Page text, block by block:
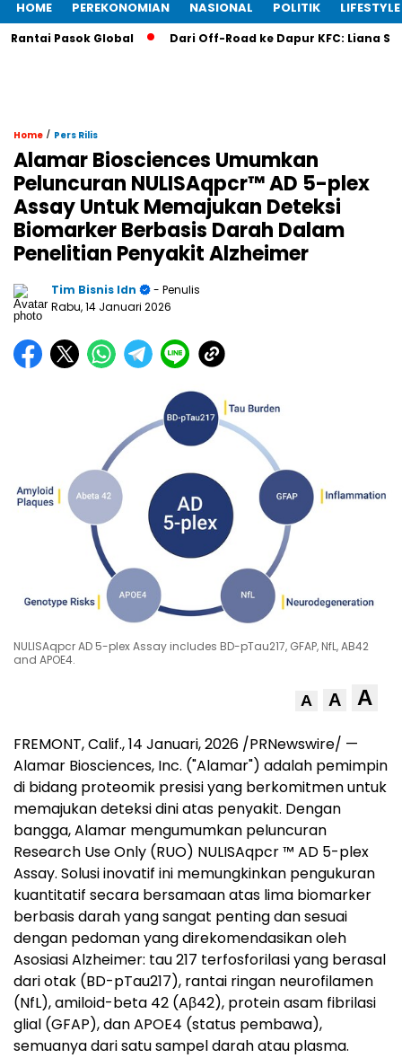
HOME PEREKONOMIAN NASIONAL POLITIK LIFESTYLE
Pasok Global Dari Off-Road ke Dapur KFC: Liana Saputri
Home / Pers Rilis
Alamar Biosciences Umumkan
Peluncuran NULISAqpcr™ AD 5-plex
Assay Untuk Memajukan Deteksi
Biomarker Berbasis Darah Dalam
Penelitian Penyakit Alzheimer
Tim Bisnis Idn
- Penulis
Rabu, 14 Januari 2026
NULISAqpcr AD 5-plex Assay includes BD-pTau217, GFAP, NfL, AB42
and APOE4.
A A A
FREMONT, Calif.,14 Januari, 2026 /PRNewswire/ —
Alamar Biosciences, Inc. ("Alamar") adalah pemimpin
di bidang proteomik presisi yang berkomitmen untuk
memajukan deteksi dini atas penyakit. Dengan
bangga, Alamar mengumumkan peluncuran
Research Use Only (RUO) NULISAqpcr ™ AD 5-plex
Assay. Solusi inovatif ini memungkinkan pengukuran
kuantitatif secara bersamaan atas lima biomarker
berbasis darah yang sangat penting dan sesuai
dengan pedoman yang direkomendasikan oleh
Asosiasi Alzheimer: tau 217 terfosforilasi yang berasal
dari otak (BD-pTau217), rantai ringan neurofilamen
(NfL), amiloid-beta 42 (Aβ42), protein asam fibrilasi
glial (GFAP), dan APOE4 (status pembawa),
semuanya dari satu sampel darah atau plasma.